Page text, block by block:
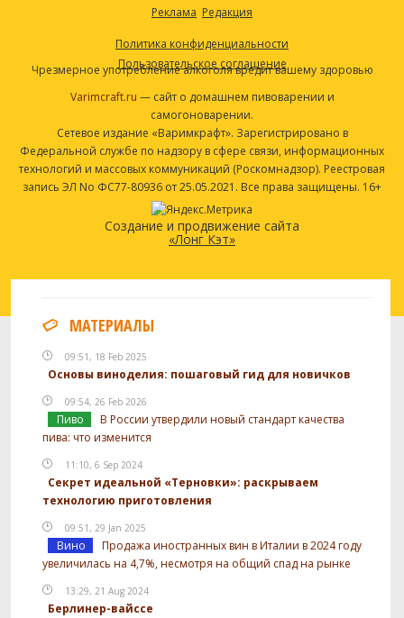
Реклама Редакция
Политика конфиденциальности
Пользовательское соглашение
Чрезмерное употребление алкоголя вредит вашему здоровью
Varimcraft.ru — сайт о домашнем пивоварении и
самогоноварении.
Сетевое издание «Варимкрафт». Зарегистрировано в
Федеральной службе по надзору в сфере связи, информационных
технологий и массовых коммуникаций (Роскомнадзор). Реестровая
запись ЭЛ No ФС77-80936 от 25.05.2021. Все права защищены. 16+
Создание и продвижение сайта
«Лонг Кэт»
МАТЕРИАЛЫ
09:51, 18 Feb 2025
Основы виноделия: пошаговый гид для новичков
09:54, 26 Feb 2026
Пиво
В России утвердили новый стандарт качества
пива: что изменится
11:10, 6 Sep 2024
Секрет идеальной «Терновки»: раскрываем
технологию приготовления
09:51, 29 Jan 2025
Вино
Продажа иностранных вин в Италии в 2024 году
увеличилась на 4,7%, несмотря на общий спад на рынке
13:29, 21 Aug 2024
Берлинер-вайссе